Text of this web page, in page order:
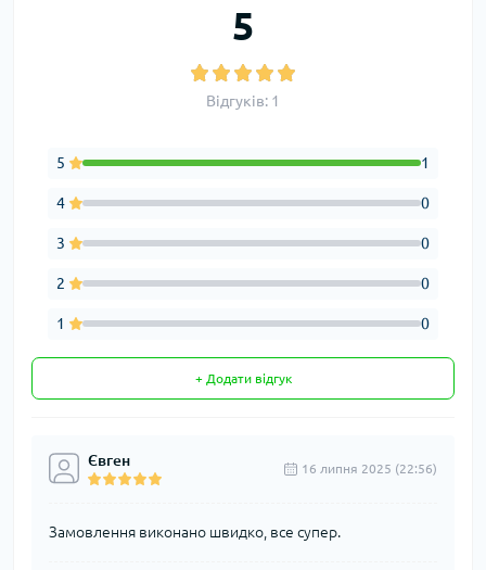
5
Відгуків: 1
5 1
4 0
3 0
2 0
1 0
+ Додати відгук
Євген 16 липня 2025 (22:56)
Замовлення виконано швидко, все супер.